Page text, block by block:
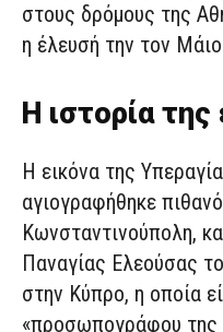
στους δρόμους της
η έλευσή την τον
Η ιστορία της
Η εικόνα της
αγιογραφήθηκε
Κωνσταντινούπολη,
Παναγίας Ελεούσας
στην Κύπρο, η οποία
«προσωπογράφου της